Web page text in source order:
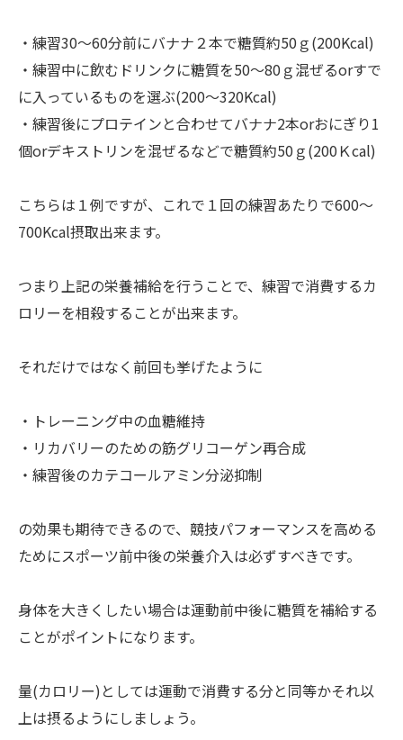
・練習30～60分前にバナナ２本で糖質約50ｇ(200Kcal)
・練習中に飲むドリンクに糖質を50～80ｇ混ぜるorすで
に入っているものを選ぶ(200～320Kcal)
・練習後にプロテインと合わせてバナナ2本orおにぎり1
個orデキストリンを混ぜるなどで糖質約50ｇ(200Ｋcal)
こちらは１例ですが、これで１回の練習あたりで600～
700Kcal摂取出来ます。
つまり上記の栄養補給を行うことで、練習で消費するカ
ロリーを相殺することが出来ます。
それだけではなく前回も挙げたように
・トレーニング中の血糖維持
・リカバリーのための筋グリコーゲン再合成
・練習後のカテコールアミン分泌抑制
の効果も期待できるので、競技パフォーマンスを高める
ためにスポーツ前中後の栄養介入は必ずすべきです。
身体を大きくしたい場合は運動前中後に糖質を補給する
ことがポイントになります。
量(カロリー)としては運動で消費する分と同等かそれ以
上は摂るようにしましょう。